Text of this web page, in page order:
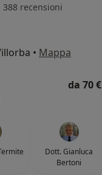
388 recensioni
• Mappa
da 70 €
Dott. Gianluca
Bertoni